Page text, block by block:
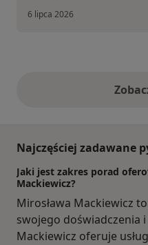
6 lipca 2026
Najczęściej zadawane
Jaki jest zakres porad
Mackiewicz?
Mirosława Mackiewicz
swojego doświadczenia i
Mackiewicz oferuje